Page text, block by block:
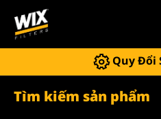
Quy Đổi
Tìm kiếm sản phẩm